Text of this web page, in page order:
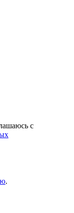
с
.